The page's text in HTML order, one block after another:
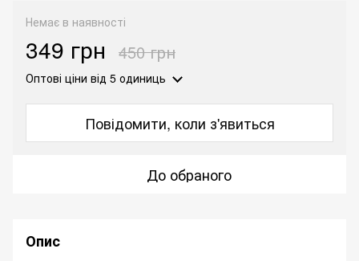
Немає в наявності
349 грн 450 грн
Оптові ціни від 5 одиниць
Повідомити, коли з'явиться
До обраного
Опис